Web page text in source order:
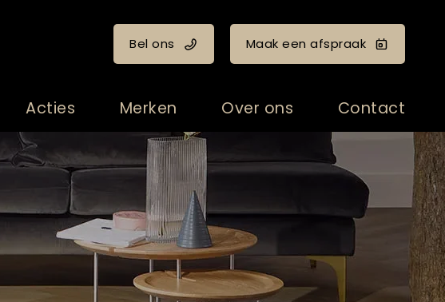
Bel ons Maak een afspraak
Acties Merken Over ons Contact